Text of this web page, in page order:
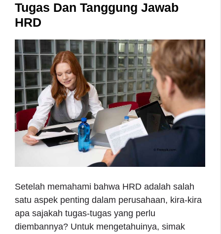
Tugas Dan Tanggung Jawab
HRD
Setelah memahami bahwa HRD adalah salah
satu aspek penting dalam perusahaan, kira-kira
apa sajakah tugas-tugas yang perlu
diembannya? Untuk mengetahuinya, simak